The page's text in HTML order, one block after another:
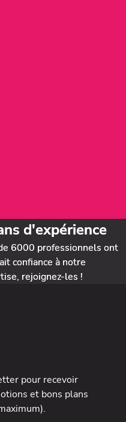
d'expérience
6000 professionnels ont
confiance à notre
rejoignez-les !
pour recevoir
et bons plans